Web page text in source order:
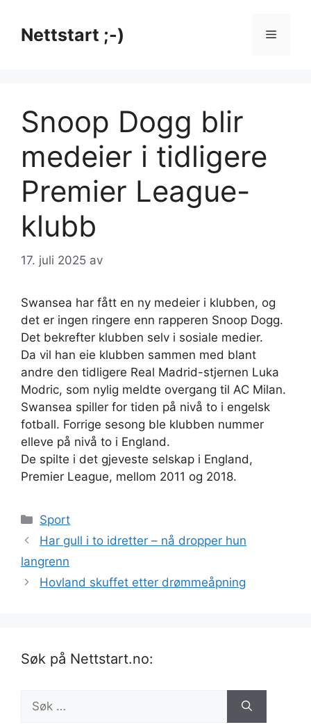
innholdNettstart ;-) Meny
Snoop Dogg blir
medeier i tidligere
Premier League-
klubb
17. juli 2025 av
Swansea har fått en ny medeier i klubben, og
det er ingen ringere enn rapperen Snoop Dogg.
Det bekrefter klubben selv i sosiale medier.
Da vil han eie klubben sammen med blant
andre den tidligere Real Madrid-stjernen Luka
Modric, som nylig meldte overgang til AC Milan.
Swansea spiller for tiden på nivå to i engelsk
fotball. Forrige sesong ble klubben nummer
elleve på nivå to i England.
De spilte i det gjeveste selskap i England,
Premier League, mellom 2011 og 2018.
Kategorier
Sport
Har gull i to idretter – nå dropper hun
langrenn
Hovland skuffet etter drømmeåpning
Søk på Nettstart.no:
etter: